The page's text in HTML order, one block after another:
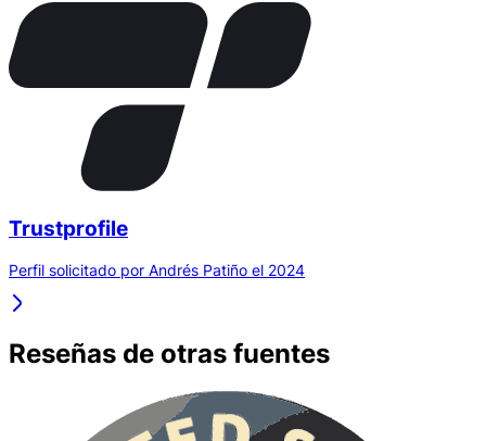
Trustprofile
Perfil solicitado por Andrés Patiño el 2024
Reseñas de otras fuentes